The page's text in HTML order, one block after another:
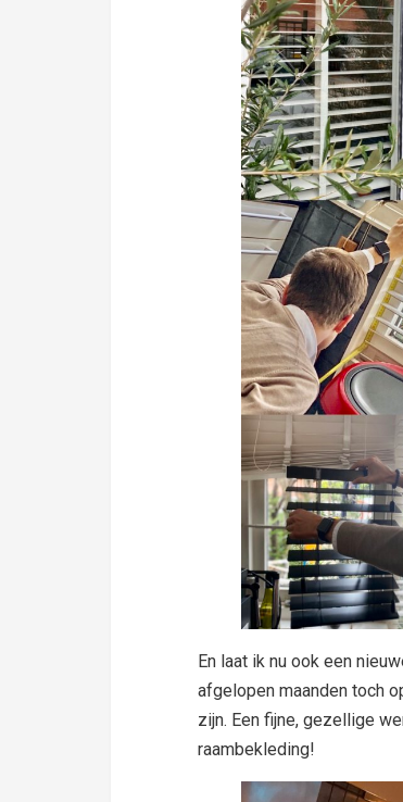
En laat ik nu ook een
afgelopen maanden toch
zijn. Een fijne, gezellige
raambekleding!